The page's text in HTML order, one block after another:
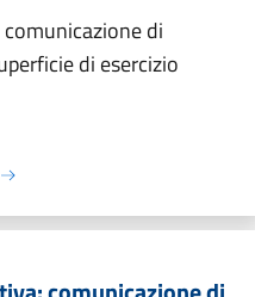
di
di esercizio